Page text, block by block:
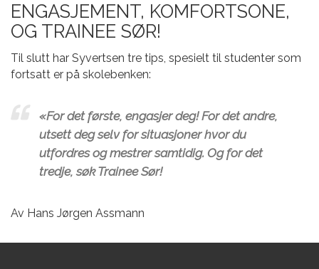
ENGASJEMENT, KOMFORTSONE,
OG TRAINEE SØR!
Til slutt har Syvertsen tre tips, spesielt til studenter som
fortsatt er på skolebenken:
«For det første, engasjer deg! For det andre,
utsett deg selv for situasjoner hvor du
utfordres og mestrer samtidig. Og for det
tredje, søk Trainee Sør!
Av Hans Jørgen Assmann